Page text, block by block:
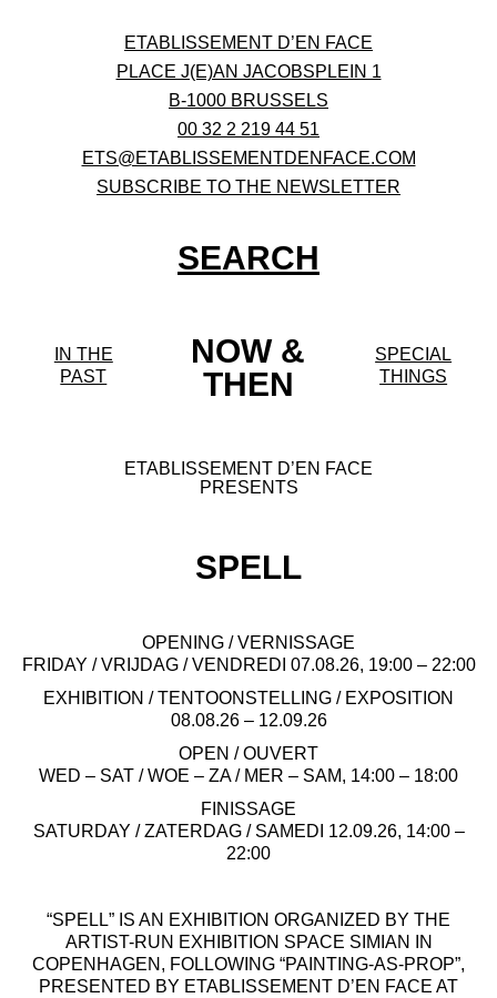
ETABLISSEMENT D’EN FACE
PLACE J(E)AN JACOBSPLEIN 1
B-1000 BRUSSELS
00 32 2 219 44 51
ETS@ETABLISSEMENTDENFACE.COM
SUBSCRIBE TO THE NEWSLETTER
SEARCH
IN THE
PAST
NOW &
THEN
SPECIAL
THINGS
ETABLISSEMENT D’EN FACE
PRESENTS
SPELL
OPENING / VERNISSAGE
FRIDAY / VRIJDAG / VENDREDI 07.08.26, 19:00 – 22:00
EXHIBITION / TENTOONSTELLING / EXPOSITION
08.08.26 – 12.09.26
OPEN / OUVERT
WED – SAT / WOE – ZA / MER – SAM, 14:00 – 18:00
FINISSAGE
SATURDAY / ZATERDAG / SAMEDI 12.09.26, 14:00 –
22:00
“SPELL” IS AN EXHIBITION ORGANIZED BY THE
ARTIST-RUN EXHIBITION SPACE SIMIAN IN
COPENHAGEN, FOLLOWING “PAINTING-AS-PROP”,
PRESENTED BY ETABLISSEMENT D’EN FACE AT